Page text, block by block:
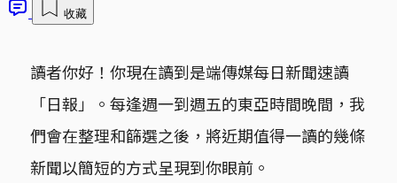
收藏
讀者你好！你現在讀到是端傳媒每日新聞速讀
「日報」。每逢週一到週五的東亞時間晚間，我
們會在整理和篩選之後，將近期值得一讀的幾條
新聞以簡短的方式呈現到你眼前。